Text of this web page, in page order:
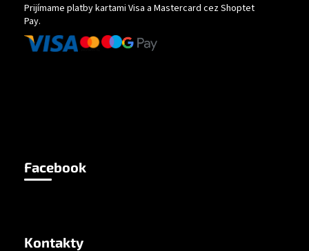
Prijímame platby kartami Visa a Mastercard cez Shoptet
Pay.
Facebook
Kontakty